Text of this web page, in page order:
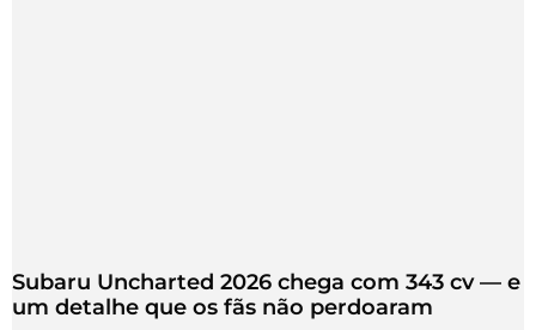
Subaru Uncharted 2026 chega com 343 cv — e
um detalhe que os fãs não perdoaram